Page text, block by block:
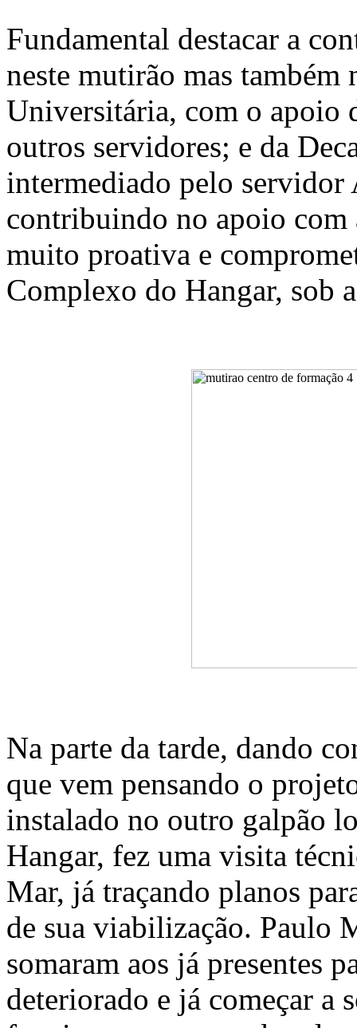
Fundamental destacar a
neste mutirão mas também
Universitária, com o apoio
outros servidores; e da
intermediado pelo servidor
contribuindo no apoio com
muito proativa e
Complexo do Hangar, sob
Na parte da tarde, dando
que vem pensando o
instalado no outro galpão
Hangar, fez uma visita
Mar, já traçando planos
de sua viabilização. Paulo
somaram aos já presentes
deteriorado e já começar a